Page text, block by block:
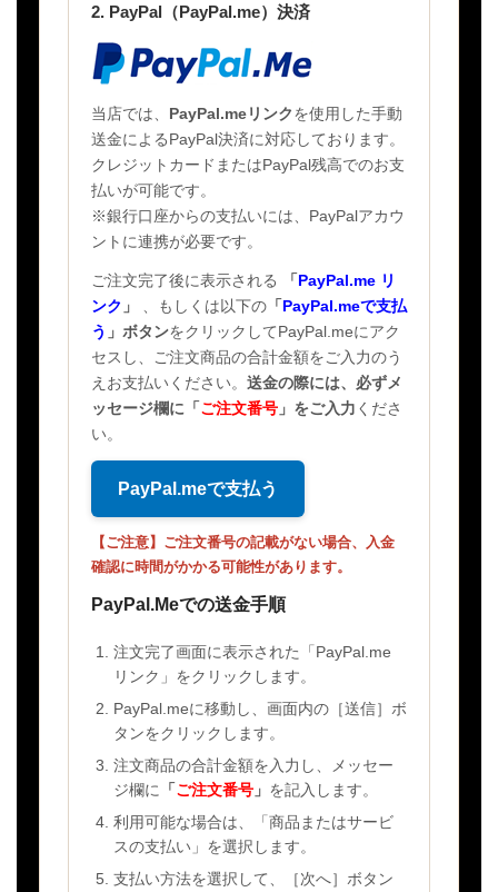
2. PayPal（PayPal.me）決済
当店では、 PayPal.meリンクを使用した手動
送金によるPayPal決済に対応しております。
クレジットカードまたはPayPal残高でのお支
払いが可能です。
※銀行口座からの支払いには、PayPalアカウ
ントに連携が必要です。
ご注文完了後に表示される 「 PayPal.me リ
ンク 」 、もしくは以下の 「 PayPal.meで支払
う 」ボタンをクリックしてPayPal.meにアク
セスし、ご注文商品の合計金額をご入力のう
えお支払いください。 送金の際には、必ずメ
ッセージ欄に 「 ご注文番号 」 をご入力 くださ
い。
PayPal.meで支払う
【ご注意】ご注文番号の記載がない場合、入金
確認に時間がかかる可能性があります。
PayPal.Meでの送金手順
注文完了画面に表示された「PayPal.me
リンク」をクリックします。
PayPal.meに移動し、画面内の［送信］ボ
タンをクリックします。
注文商品の合計金額を入力し、メッセー
ジ欄に
「 ご注文番号 」 を記入します。
利用可能な場合は、「商品またはサービ
スの支払い」を選択します。
支払い方法を選択して、［次へ］ボタン